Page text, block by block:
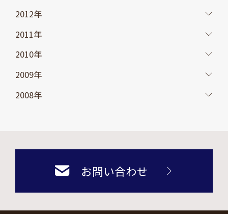
2012年
2011年
2010年
2009年
2008年
お問い合わせ